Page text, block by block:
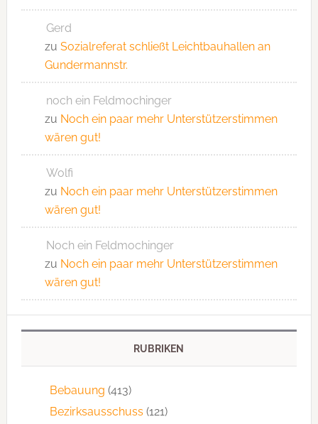
Gerd
zu Sozialreferat schließt Leichtbauhallen an
Gundermannstr.
noch ein Feldmochinger
zu Noch ein paar mehr Unterstützerstimmen
wären gut!
Wolfi
zu Noch ein paar mehr Unterstützerstimmen
wären gut!
Noch ein Feldmochinger
zu Noch ein paar mehr Unterstützerstimmen
wären gut!
RUBRIKEN
Bebauung (413)
Bezirksausschuss (121)